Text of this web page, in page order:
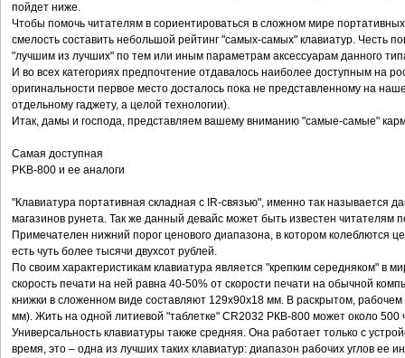
пойдет ниже.
Чтобы помочь читателям в сориентироваться в сложном мире
смелость составить небольшой рейтинг "самых-самых" клавиатур. Честь
"лучшим из лучших" по тем или иным параметрам аксессуарам данного
И во всех категориях предпочтение отдавалось наиболее доступным на
оригинальности первое место досталось пока не представленному на
отдельному гаджету, а целой технологии).
Итак, дамы и господа, представляем вашему вниманию "самые-самые"
Самая доступная
PKB-800 и ее аналоги
"Клавиатура портативная складная с IR-связью", именно так называется
магазинов рунета. Так же данный девайс может быть известен читателям
Примечателен нижний порог ценового диапазона, в котором колеблются
есть чуть более тысячи двухсот рублей.
По своим характеристикам клавиатура является "крепким середняком" в
скорость печати на ней равна 40-50% от скорости печати на обычной
книжки в сложенном виде составляют 129x90x18 мм. В раскрытом,
мм). Жить на одной литиевой "таблетке" CR2032 РКВ-800 может около 500
Универсальность клавиатуры также средняя. Она работает только с
время, это – одна из лучших таких клавиатур: диапазон рабочих углов ее